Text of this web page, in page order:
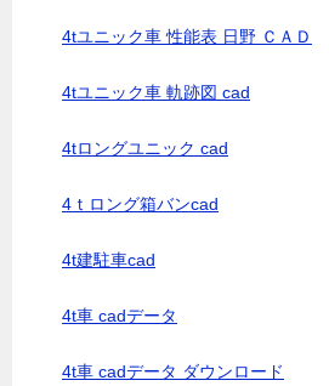
4tユニック車 性能表 日野 ＣＡＤ
4tユニック車 軌跡図 cad
4tロングユニック cad
4ｔロング箱バンcad
4t建駐車cad
4t車 cadデータ
4t車 cadデータ ダウンロード